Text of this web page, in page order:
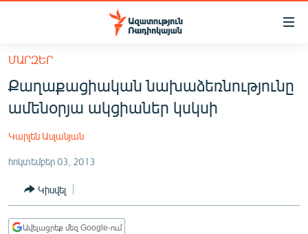
Մատչելիության
հիմնական
բովանդակությանը
Անցնել
հիմնական
մենյուին
ՀԱՅԱՍՏԱՆ
ՔԱՂԱՔԱԿԱՆ
ԸՆՏՐՈՒԹՅՈՒՆՆԵՐ 2026
ԻՐԱՎՈՒՆՔ
ՀԱՍԱՐԱԿՈՒԹՅՈՒՆ
ՏՆՏԵՍՈՒԹՅՈՒՆ
ՄԱՐԶԵՐ
Քաղաքացիական նախաձեռնությունը
ամենօրյա ակցիաներ կսկսի
Կարլեն Ասլանյան
հոկտեմբեր 03, 2013
Կիսվել
Ավելացրեք մեզ Google-ում